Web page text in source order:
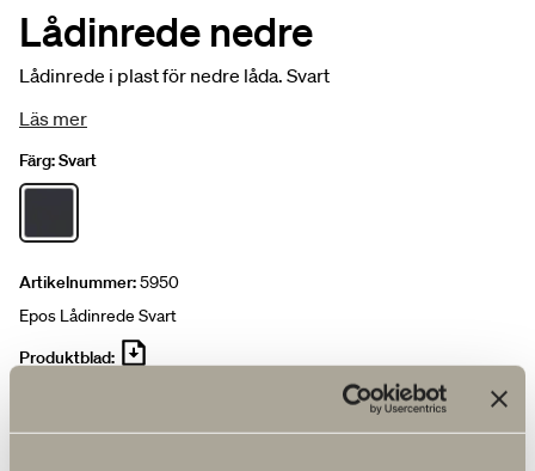
Lådinrede nedre
Lådinrede i plast för nedre låda. Svart
Läs mer
Färg:Svart
Artikelnummer:5950
Epos Lådinrede Svart
Produktblad:
RENSA ALLA FILTER